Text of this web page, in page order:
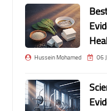
Hussein Mohamed 06